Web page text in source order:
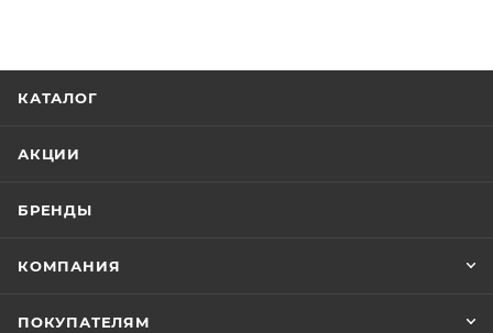
КАТАЛОГ
АКЦИИ
БРЕНДЫ
КОМПАНИЯ
ПОКУПАТЕЛЯМ